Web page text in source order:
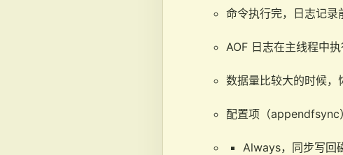
命令执行完，日志记录
AOF 日志在主线程中
数据量比较大的时候，
配置项（appendfsync）
Always，同步写回